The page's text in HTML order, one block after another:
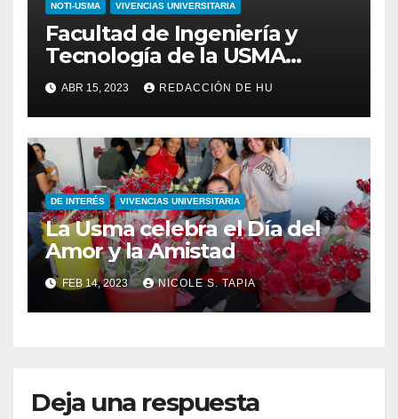
NOTI-USMA VIVENCIAS UNIVERSITARIA
Facultad de Ingeniería y
Tecnología de la USMA
realiza convivio deportivo
ABR 15, 2023 REDACCIÓN DE HU
DE INTERÉS VIVENCIAS UNIVERSITARIA
La Usma celebra el Día del
Amor y la Amistad
FEB 14, 2023 NICOLE S. TAPIA
Deja una respuesta